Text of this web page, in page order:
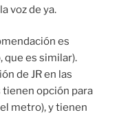
voz de ya.
es
que es similar).
de JR en las
tienen opción para
metro), y tienen